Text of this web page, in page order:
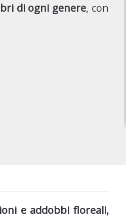
di ogni genere, con
e addobbi floreali,